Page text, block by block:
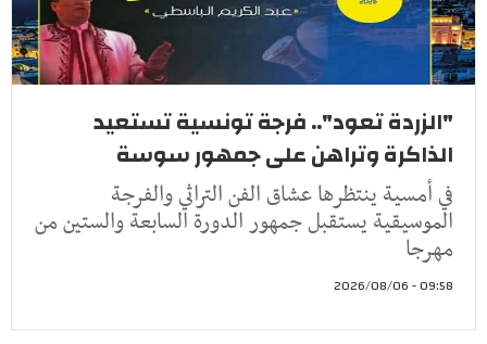
"الزردة تعود".. فرجة تونسية تستعيد
الذاكرة وتراهن على جمهور سوسة
في أمسية ينتظرها عشاق الفن التراثي والفرجة
الموسيقية يستقبل جمهور الدورة السابعة والستين من
مهرجا
09:58 - 2026/08/06